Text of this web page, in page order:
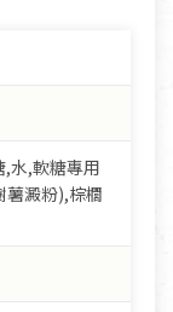
水,軟糖專用
薯澱粉),棕櫚